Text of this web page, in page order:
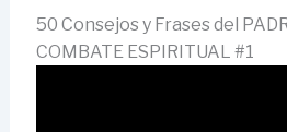
50 Consejos y Frases del
COMBATE ESPIRITUAL #1